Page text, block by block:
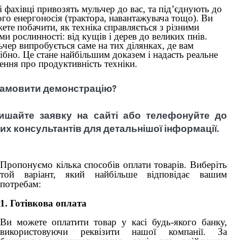
привозять мульчер до вас, та під’єднують до
енергоносія (трактора, навантажувача тощо). Ви
побачити, як техніка справляється з різними
рослинності: від кущів і дерев до великих пнів.
випробується саме на тих ділянках, де вам
Це стане найбільшим доказем і надасть реальне
про продуктивність техніки.
демонстрацію?
заявку на сайті або телефонуйте до
консультантів для детальнішої інформації.
Пропонуємо кілька способів оплати товарів. Виберіть
той варіант, який найбільше відповідає вашим
потребам:
1. Готівкова оплата
Ви можете оплатити товар у касі будь-якого банку,
використовуючи реквізити нашої компанії. За